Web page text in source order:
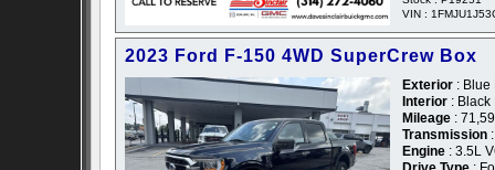
VIN :
2023 Ford F-150 4WD SuperCrew Box
Exterior : Blue
Interior : Black
Mileage :
Transmission
Engine : 3.5L